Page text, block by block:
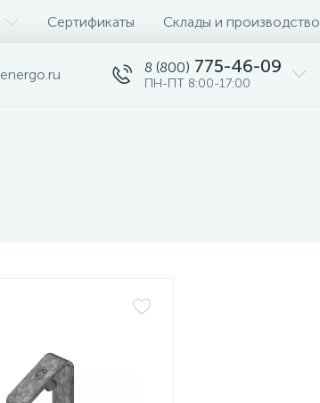
Сертификаты Склады и производство
8 (800) 775-46-09
ПН-ПТ 8:00-17:00